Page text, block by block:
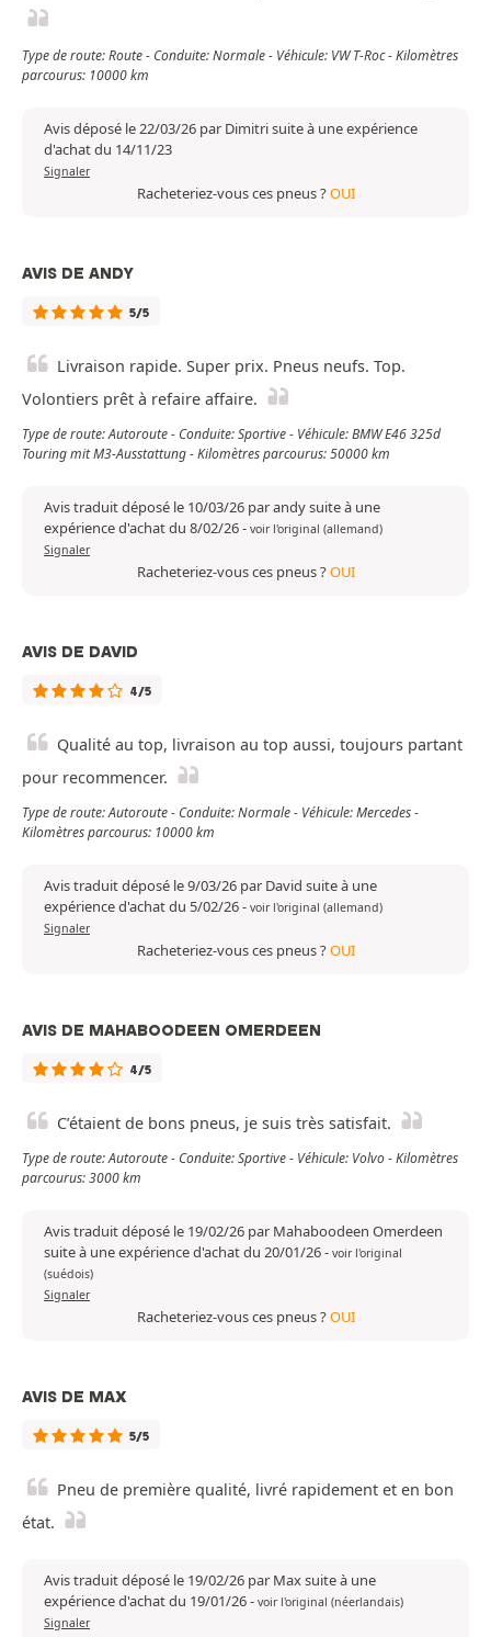
Type de route: Route - Conduite: Normale - Véhicule: VW T-Roc - Kilomètres
parcourus: 10000 km
Avis déposé le 22/03/26 par Dimitri suite à une expérience
d'achat du 14/11/23
Signaler
Racheteriez-vous ces pneus ?OUI
AVIS DE ANDY
5/5
Livraison rapide. Super prix. Pneus neufs. Top.
Volontiers prêt à refaire affaire.
Type de route: Autoroute - Conduite: Sportive - Véhicule: BMW E46 325d
Touring mit M3-Ausstattung - Kilomètres parcourus: 50000 km
Avis traduit déposé le 10/03/26 par andy suite à une
expérience d'achat du 8/02/26- voir l'original (allemand)
Signaler
Racheteriez-vous ces pneus ?OUI
AVIS DE DAVID
4/5
Qualité au top, livraison au top aussi, toujours partant
pour recommencer.
Type de route: Autoroute - Conduite: Normale - Véhicule: Mercedes -
Kilomètres parcourus: 10000 km
Avis traduit déposé le 9/03/26 par David suite à une
expérience d'achat du 5/02/26- voir l'original (allemand)
Signaler
Racheteriez-vous ces pneus ?OUI
AVIS DE MAHABOODEEN OMERDEEN
4/5
C’étaient de bons pneus, je suis très satisfait.
Type de route: Autoroute - Conduite: Sportive - Véhicule: Volvo - Kilomètres
parcourus: 3000 km
Avis traduit déposé le 19/02/26 par Mahaboodeen Omerdeen
suite à une expérience d'achat du 20/01/26- voir l'original
(suédois)
Signaler
Racheteriez-vous ces pneus ?OUI
AVIS DE MAX
5/5
Pneu de première qualité, livré rapidement et en bon
état.
Avis traduit déposé le 19/02/26 par Max suite à une
expérience d'achat du 19/01/26- voir l'original (néerlandais)
Signaler